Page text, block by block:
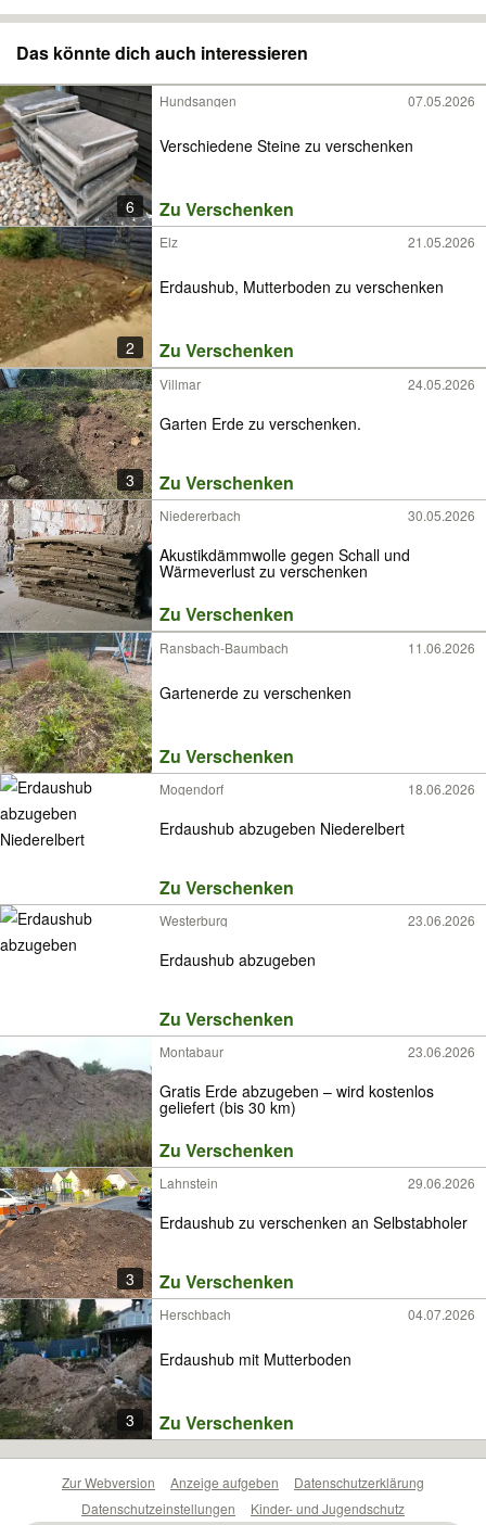
Das könnte dich auch interessieren
6
Hundsangen 07.05.2026
Verschiedene Steine zu verschenken
Zu Verschenken
2
Elz 21.05.2026
Erdaushub, Mutterboden zu verschenken
Zu Verschenken
3
Villmar 24.05.2026
Garten Erde zu verschenken.
Zu Verschenken
Niedererbach 30.05.2026
Akustikdämmwolle gegen Schall und
Wärmeverlust zu verschenken
Zu Verschenken
Ransbach-Baumbach 11.06.2026
Gartenerde zu verschenken
Zu Verschenken
Mogendorf 18.06.2026
Erdaushub abzugeben Niederelbert
Zu Verschenken
Westerburg 23.06.2026
Erdaushub abzugeben
Zu Verschenken
Montabaur 23.06.2026
Gratis Erde abzugeben – wird kostenlos
geliefert (bis 30 km)
Zu Verschenken
3
Lahnstein 29.06.2026
Erdaushub zu verschenken an Selbstabholer
Zu Verschenken
3
Herschbach 04.07.2026
Erdaushub mit Mutterboden
Zu Verschenken
Zur Webversion Anzeige aufgeben
Datenschutzerklärung
Datenschutzeinstellungen
Kinder- und Jugendschutz